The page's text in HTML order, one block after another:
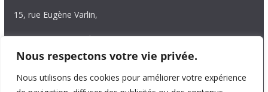
Nous respectons votre vie privée.
Nous utilisons des cookies pour améliorer votre expérience
15, rue Eugène Varlin,
87036 Limoges Cedex.
Tél. 05 55 06 14 15
Nous écrire